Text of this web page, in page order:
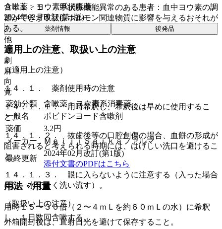
９．１．１． 甲状腺機能異常のある患者：血中ヨウ素の調
節ができず甲状腺ホルモン関連物質に影響を与えるおそれが
ある。
適用上の注意、取扱い上の注意
（適用上の注意）
１４．１． 薬剤使用時の注意
１４．１．１． 用時希釈し、希釈後は早めに使用するこ
と。
１４．１．２． 抜歯後等の口腔創傷の場合、血餅の形成が
阻害されると考えられる時期には、はげしい洗口を避けるこ
と。
１４．１．３． 眼に入らないように注意する（入った場合
には、水でよく洗い流す）。
（取扱い上の注意）
外箱開封後は、直射日光を避けて保存すること。
含嗽薬 > ヨウ素系消毒薬
2024年02月改訂(第1版)
薬剤情報 後発品
他
毒
劇
麻
向
覚
薬効分類
含嗽薬 > ヨウ素系消毒薬
一般名
ポビドンヨード含嗽剤
薬価
3.2円
メーカー
ＭｅｉｊｉＳｅｉｋａファルマ
最終更新
2024年02月改訂(第1版)
添付文書のPDFはこちら
用法・用量
用時１５〜３０倍（２〜４ｍＬを約６０ｍＬの水）に希釈
し、１日数回含嗽する。